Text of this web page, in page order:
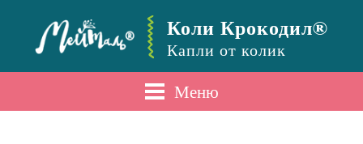
Коли Крокодил®
Капли от колик
Меню